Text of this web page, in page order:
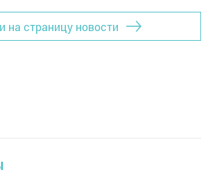
на страницу новости